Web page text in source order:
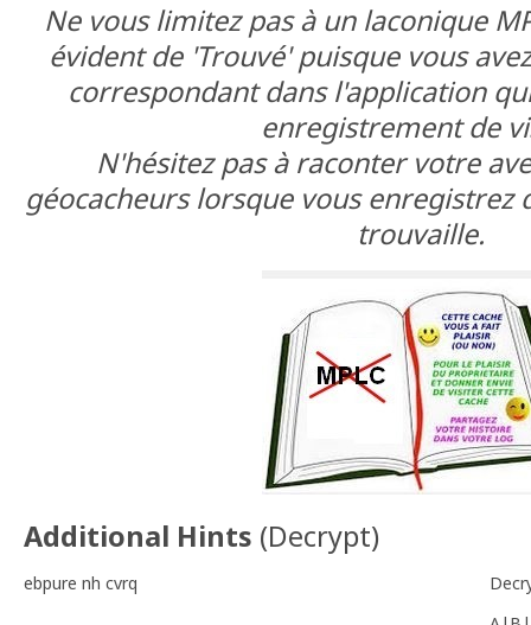
Ne vous limitez pas à un laconique
évident de 'Trouvé' puisque vous
correspondant dans l'application
enregistrement de
N'hésitez pas à raconter votre
géocacheurs lorsque vous enregistrez
trouvaille.
Additional Hints (Decrypt)
ebpure nh cvrq